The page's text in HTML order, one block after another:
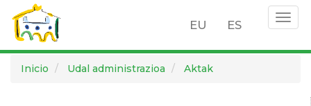
EU ES
Inicio Udal administrazioa Aktak